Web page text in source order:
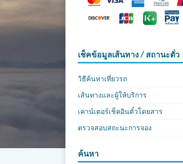
เช็คข้อมูลเส้นทาง / สถานะตั๋ว
วิธีค้นหาเที่ยวรถ
เส้นทางและผู้ให้บริการ
เคาน์เตอร์เช็คอินตั๋วโดยสาร
ตรวจสอบสถะนะการจอง
ค้นหา